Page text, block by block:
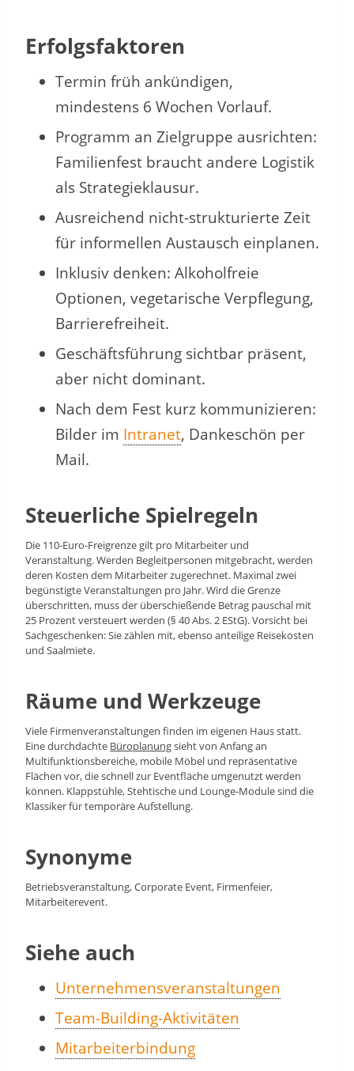
Erfolgsfaktoren
Termin früh ankündigen,
mindestens 6 Wochen Vorlauf.
Programm an Zielgruppe ausrichten:
Familienfest braucht andere Logistik
als Strategieklausur.
Ausreichend nicht-strukturierte Zeit
für informellen Austausch einplanen.
Inklusiv denken: Alkoholfreie
Optionen, vegetarische Verpflegung,
Barrierefreiheit.
Geschäftsführung sichtbar präsent,
aber nicht dominant.
Nach dem Fest kurz kommunizieren:
Bilder im Intranet, Dankeschön per
Mail.
Steuerliche Spielregeln
Die 110-Euro-Freigrenze gilt pro Mitarbeiter und
Veranstaltung. Werden Begleitpersonen mitgebracht, werden
deren Kosten dem Mitarbeiter zugerechnet. Maximal zwei
begünstigte Veranstaltungen pro Jahr. Wird die Grenze
überschritten, muss der überschießende Betrag pauschal mit
25 Prozent versteuert werden (§ 40 Abs. 2 EStG). Vorsicht bei
Sachgeschenken: Sie zählen mit, ebenso anteilige Reisekosten
und Saalmiete.
Räume und Werkzeuge
Viele Firmenveranstaltungen finden im eigenen Haus statt.
Eine durchdachte Büroplanungsieht von Anfang an
Multifunktionsbereiche, mobile Möbel und repräsentative
Flächen vor, die schnell zur Eventfläche umgenutzt werden
können. Klappstühle, Stehtische und Lounge-Module sind die
Klassiker für temporäre Aufstellung.
Synonyme
Betriebsveranstaltung, Corporate Event, Firmenfeier,
Mitarbeiterevent.
Siehe auch
Unternehmensveranstaltungen
Team-Building-Aktivitäten
Mitarbeiterbindung